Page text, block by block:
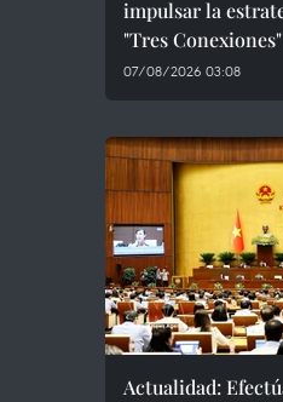
impulsar la
"Tres Conexiones"
07/08/2026 03:08
Actualidad: